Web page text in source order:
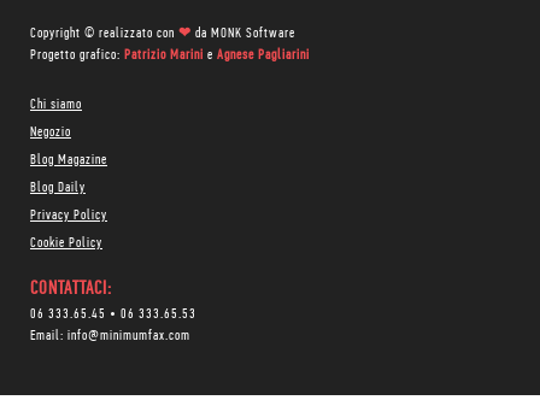
Copyright © realizzato con ❤ da MONK Software
Progetto grafico: Patrizio Marini e Agnese Pagliarini
Chi siamo
Negozio
Blog Magazine
Blog Daily
Privacy Policy
Cookie Policy
CONTATTACI:
06 333.65.45 • 06 333.65.53
Email: info@minimumfax.com